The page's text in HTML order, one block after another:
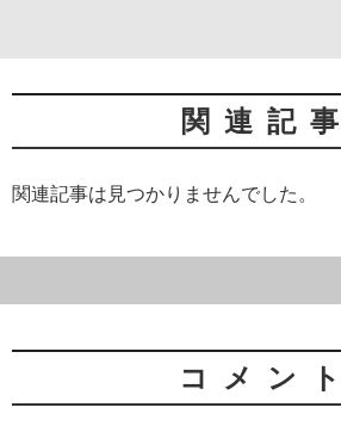
関連記事
関連記事は見つかりませんでした。
コメント